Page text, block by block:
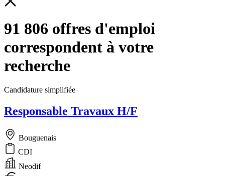
91 806 offres d'emploi
correspondent à votre
recherche
Candidature simplifiée
Responsable Travaux H/F
Bouguenais
CDI
Neodif